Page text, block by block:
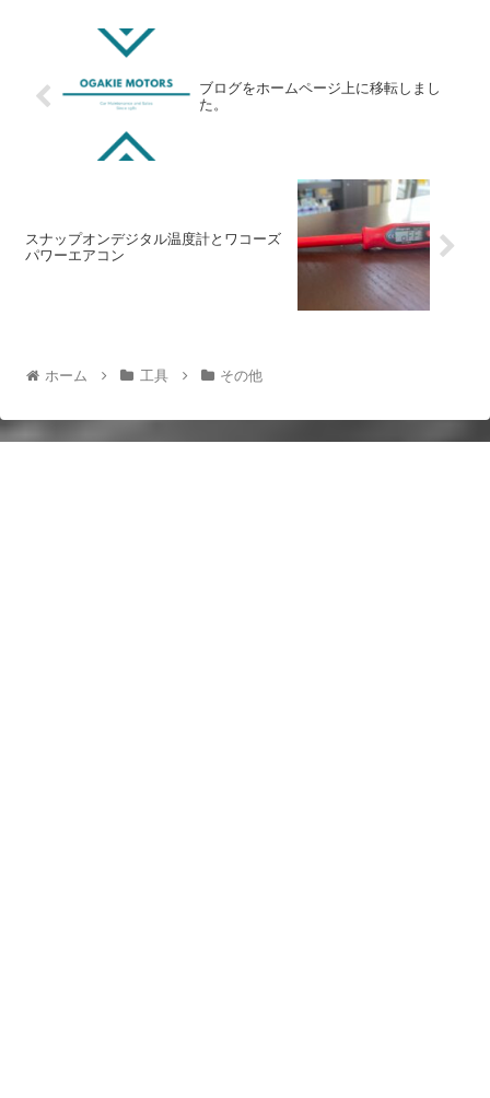
ブログをホームページ上に移転しまし
た。
スナップオンデジタル温度計とワコーズ
パワーエアコン
ホーム 工具 その他